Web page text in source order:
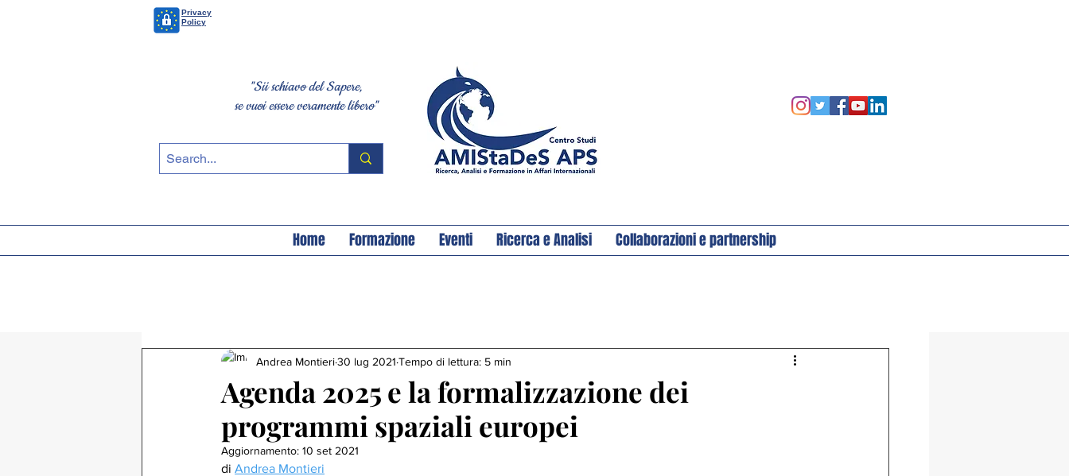
Privacy
Policy
"Sii schiavo del Sapere,
se vuoi essere veramente libero"
Home Formazione Eventi Ricerca e Analisi Collaborazioni e partnership
Agenda 2025 e la formalizzazione dei
programmi spaziali europei
Andrea Montieri30 lug 2021 Tempo di lettura: 5 min
Aggiornamento: 10 set 2021
di Andrea Montieri